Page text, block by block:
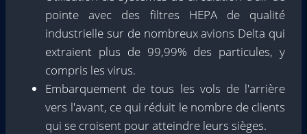
pointe avec des filtres HEPA de qualité
industrielle sur de nombreux avions Delta qui
extraient plus de 99,99% des particules, y
compris les virus.
Embarquement de tous les vols de l'arrière
vers l'avant, ce qui réduit le nombre de clients
qui se croisent pour atteindre leurs sièges.